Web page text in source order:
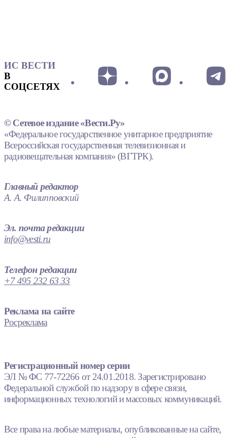
ИС ВЕСТИ
В
СОЦСЕТЯХ
© Сетевое издание «Вести.Ру»
«Федеральное государственное унитарное предприятие
Всероссийская государственная телевизионная и
радиовещательная компания» (ВГТРК).
Главный редактор
А. А. Филипповский
Эл. почта редакции
info@vesti.ru
Телефон редакции
+7 495 232 63 33
Реклама на сайте
Росреклама
Регистрационный номер серии
ЭЛ № ФС 77-72266 от 24.01.2018. Зарегистрировано
Федеральной службой по надзору в сфере связи,
информационных технологий и массовых коммуникаций.
Все права на любые материалы, опубликованные на сайте,